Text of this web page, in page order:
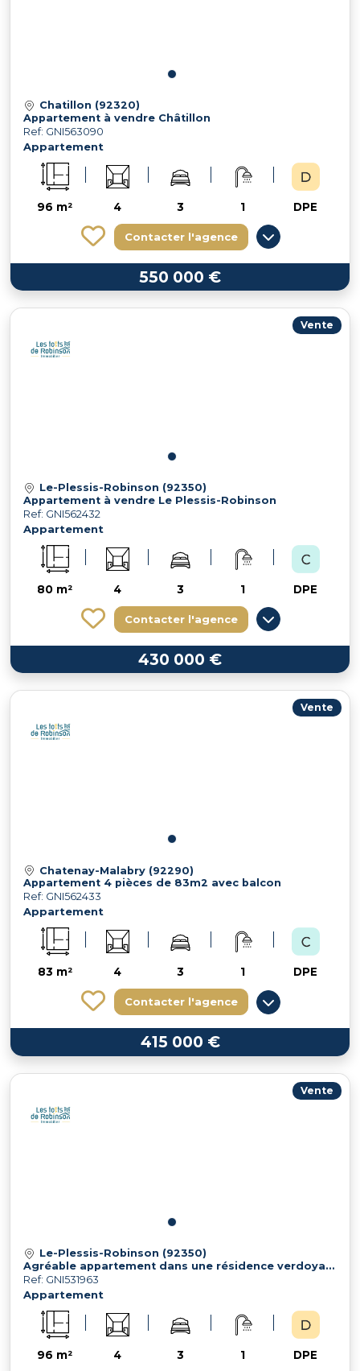
Chatillon (92320)
Appartement à vendre Châtillon
Ref: GNI563090
Appartement
96 m² 4 3 1 DPE
Contacter l'agence
550 000 €
Vente
Le-Plessis-Robinson (92350)
Appartement à vendre Le Plessis-Robinson
Ref: GNI562432
Appartement
80 m² 4 3 1 DPE
Contacter l'agence
430 000 €
Vente
Chatenay-Malabry (92290)
Appartement 4 pièces de 83m2 avec balcon
Ref: GNI562433
Appartement
83 m² 4 3 1 DPE
Contacter l'agence
415 000 €
Vente
Le-Plessis-Robinson (92350)
Agréable appartement dans une résidence verdoyante
Ref: GNI531963
Appartement
96 m² 4 3 1 DPE